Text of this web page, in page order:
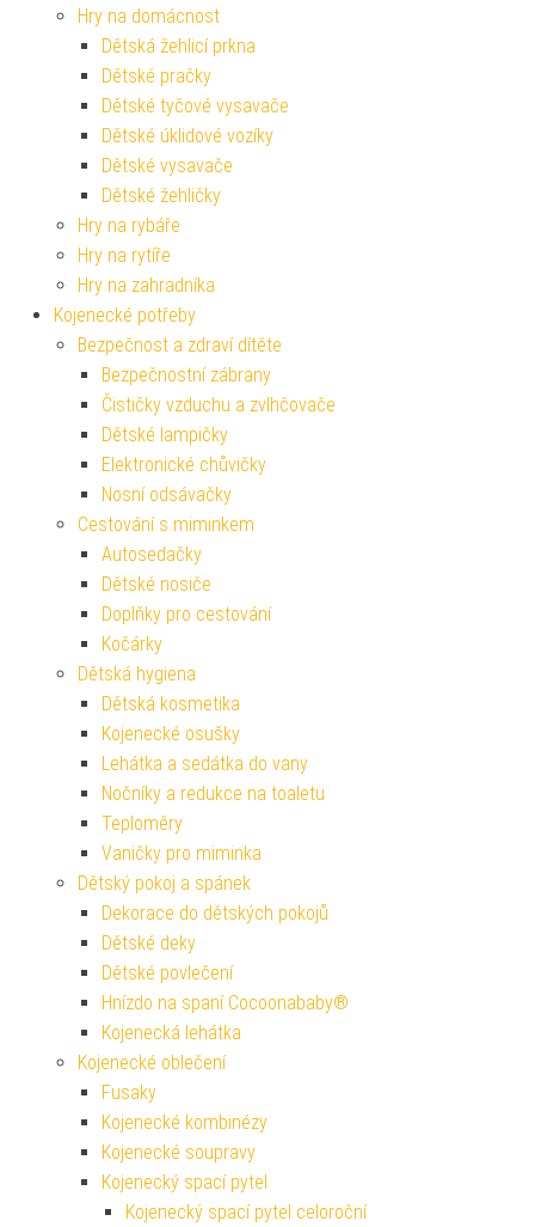
Hry na domácnost
Dětská žehlicí prkna
Dětské pračky
Dětské tyčové vysavače
Dětské úklidové vozíky
Dětské vysavače
Dětské žehličky
Hry na rybáře
Hry na rytíře
Hry na zahradníka
Kojenecké potřeby
Bezpečnost a zdraví dítěte
Bezpečnostní zábrany
Čističky vzduchu a zvlhčovače
Dětské lampičky
Elektronické chůvičky
Nosní odsávačky
Cestování s miminkem
Autosedačky
Dětské nosiče
Doplňky pro cestování
Kočárky
Dětská hygiena
Dětská kosmetika
Kojenecké osušky
Lehátka a sedátka do vany
Nočníky a redukce na toaletu
Teploměry
Vaničky pro miminka
Dětský pokoj a spánek
Dekorace do dětských pokojů
Dětské deky
Dětské povlečení
Hnízdo na spaní Cocoonababy®
Kojenecká lehátka
Kojenecké oblečení
Fusaky
Kojenecké kombinézy
Kojenecké soupravy
Kojenecký spací pytel
Kojenecký spací pytel celoroční